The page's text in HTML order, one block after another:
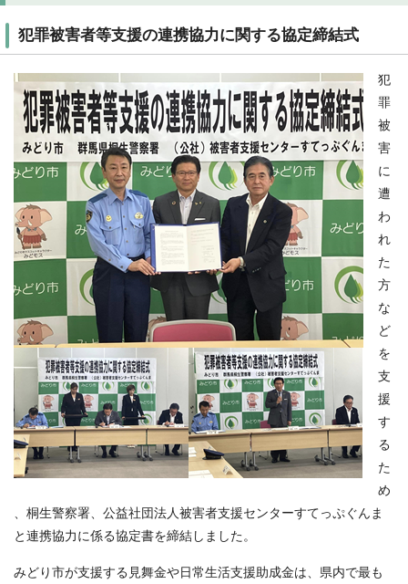
犯罪被害者等支援の連携協力に関する協定締結式
犯
罪
被
害
に
遭
わ
れ
た
方
な
ど
を
支
援
す
る
た
め
、桐生警察署、公益社団法人被害者支援センターすてっぷぐんま
と連携協力に係る協定書を締結しました。
みどり市が支援する見舞金や日常生活支援助成金は、県内で最も